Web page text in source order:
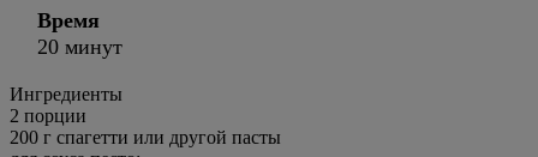
Время
20 минут
Ингредиенты
2 порции
200 г спагетти или другой пасты